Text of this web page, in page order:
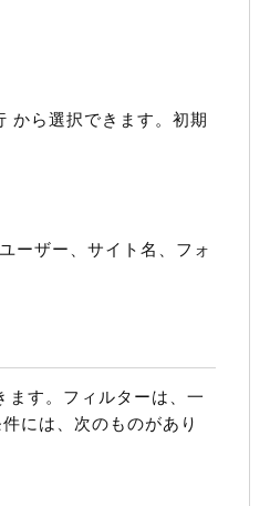
ら選択できます。初期
ーザー、サイト名、フォ
ます。フィルターは、一
には、次のものがあり